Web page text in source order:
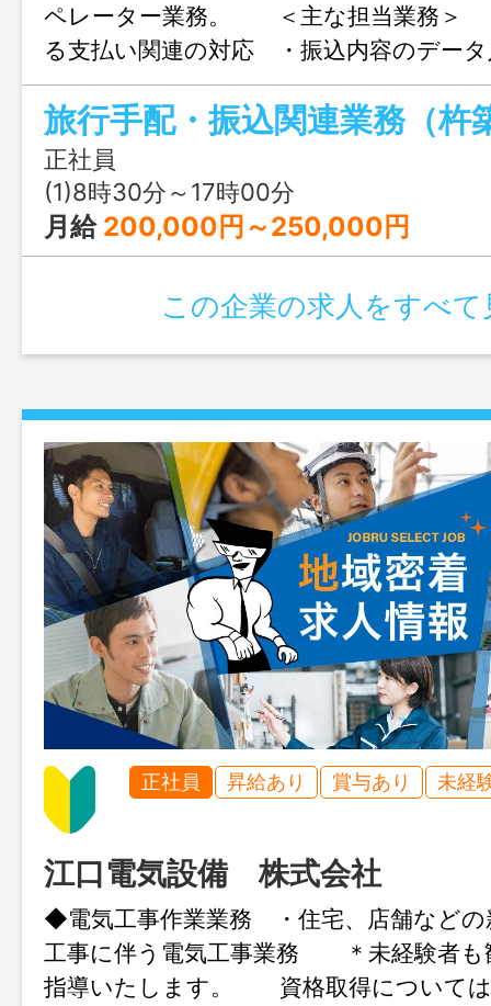
ペレーター業務。 ＜主な担当業務＞
る支払い関連の対応 ・振込内容のデー
関連備品の手配、準備、発送 ・ガイド
のツアー収支報告書のチェック ・挨拶
ナーでの出張（年数回、県内・東京等）
Ｔ車）あり ＊変更の範囲：会社が定め
旅行手配・振込関連業務（杵
正社員
(1)8時30分～17時00分
月給 200,000円～250,000円
この企業の求人をすべて
正社員 昇給あり 賞与あり 未経
江口電気設備 株式会社
◆電気工事作業業務 ・住宅、店舗などの
工事に伴う電気工事業務 ＊未経験者も
指導いたします。 資格取得については